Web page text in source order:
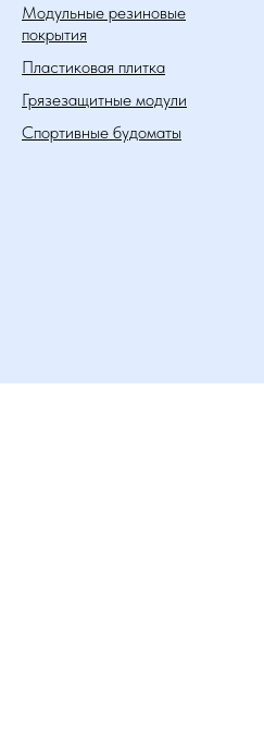
Модульные резиновые
покрытия
Пластиковая плитка
Грязезащитные модули
Спортивные будоматы